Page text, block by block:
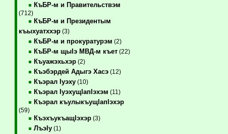
КъБР-м и Правительствэм
(712)
КъБР-м и Президентым
къыхуатххэр(3)
КъБР-м и прокуратурэм (2)
КъБР-м щыIэ МВД-м къет(22)
Къуажэхьхэр(2)
Къэбэрдей Адыгэ Хасэ(12)
Къэрал Iуэху(10)
Къэрал IуэхущIапIэхэм (11)
Къэрал къулыкъущIапIэхэр
(59)
КъэхъукъащIэхэр(3)
ЛъэIу(1)